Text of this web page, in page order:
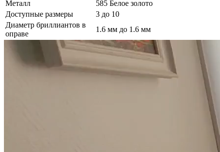
Металл
585 Белое золото
Доступные размеры
3 до 10
Диаметр бриллиантов в
оправе
1.6 мм до 1.6 мм